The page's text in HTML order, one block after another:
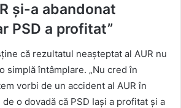
și-a abandonat
PSD a profitat”
că rezultatul neașteptat al AUR nu
simplă întâmplare. „Nu cred în
vorbi de un accident al AUR în
o dovadă că PSD Iaşi a profitat şi a